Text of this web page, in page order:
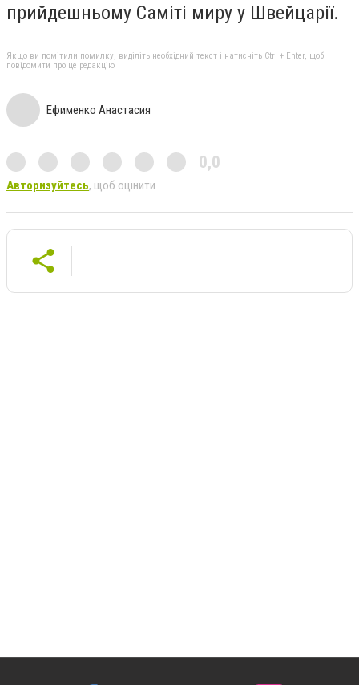
прийдешньому Саміті миру у Швейцарії.
Якщо ви помітили помилку, виділіть необхідний текст і натисніть Ctrl + Enter, щоб
повідомити про це редакцію
Ефименко Анастасия
0,0
Авторизуйтесь, щоб оцінити